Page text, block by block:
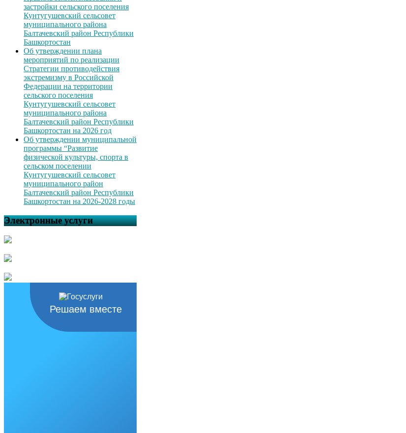
застройки сельского поселения
Кунтугушевский сельсовет
муниципального района
Балтачевский район Республики
Башкортостан
Об утверждении плана
мероприятий по реализации
Стратегии противодействия
экстремизму в Российской
Федерации на территории
сельского поселения
Кунтугушевский сельсовет
муниципального района
Балтачевский район Республики
Башкортостан на 2026 год
Об утверждении муниципальной
программы “Развитие
физической культуры, спорта в
сельском поселении
Кунтугушевский сельсовет
муниципального район
Балтачевский район Республики
Башкортостан на 2026-2028 годы
Электронные услуги
Решаем вместе